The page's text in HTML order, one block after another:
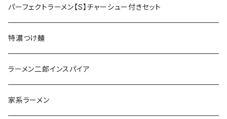
パーフェクトラーメン【S】チャーシュー付きセット
特濃つけ麺
ラーメン二郎インスパイア
家系ラーメン